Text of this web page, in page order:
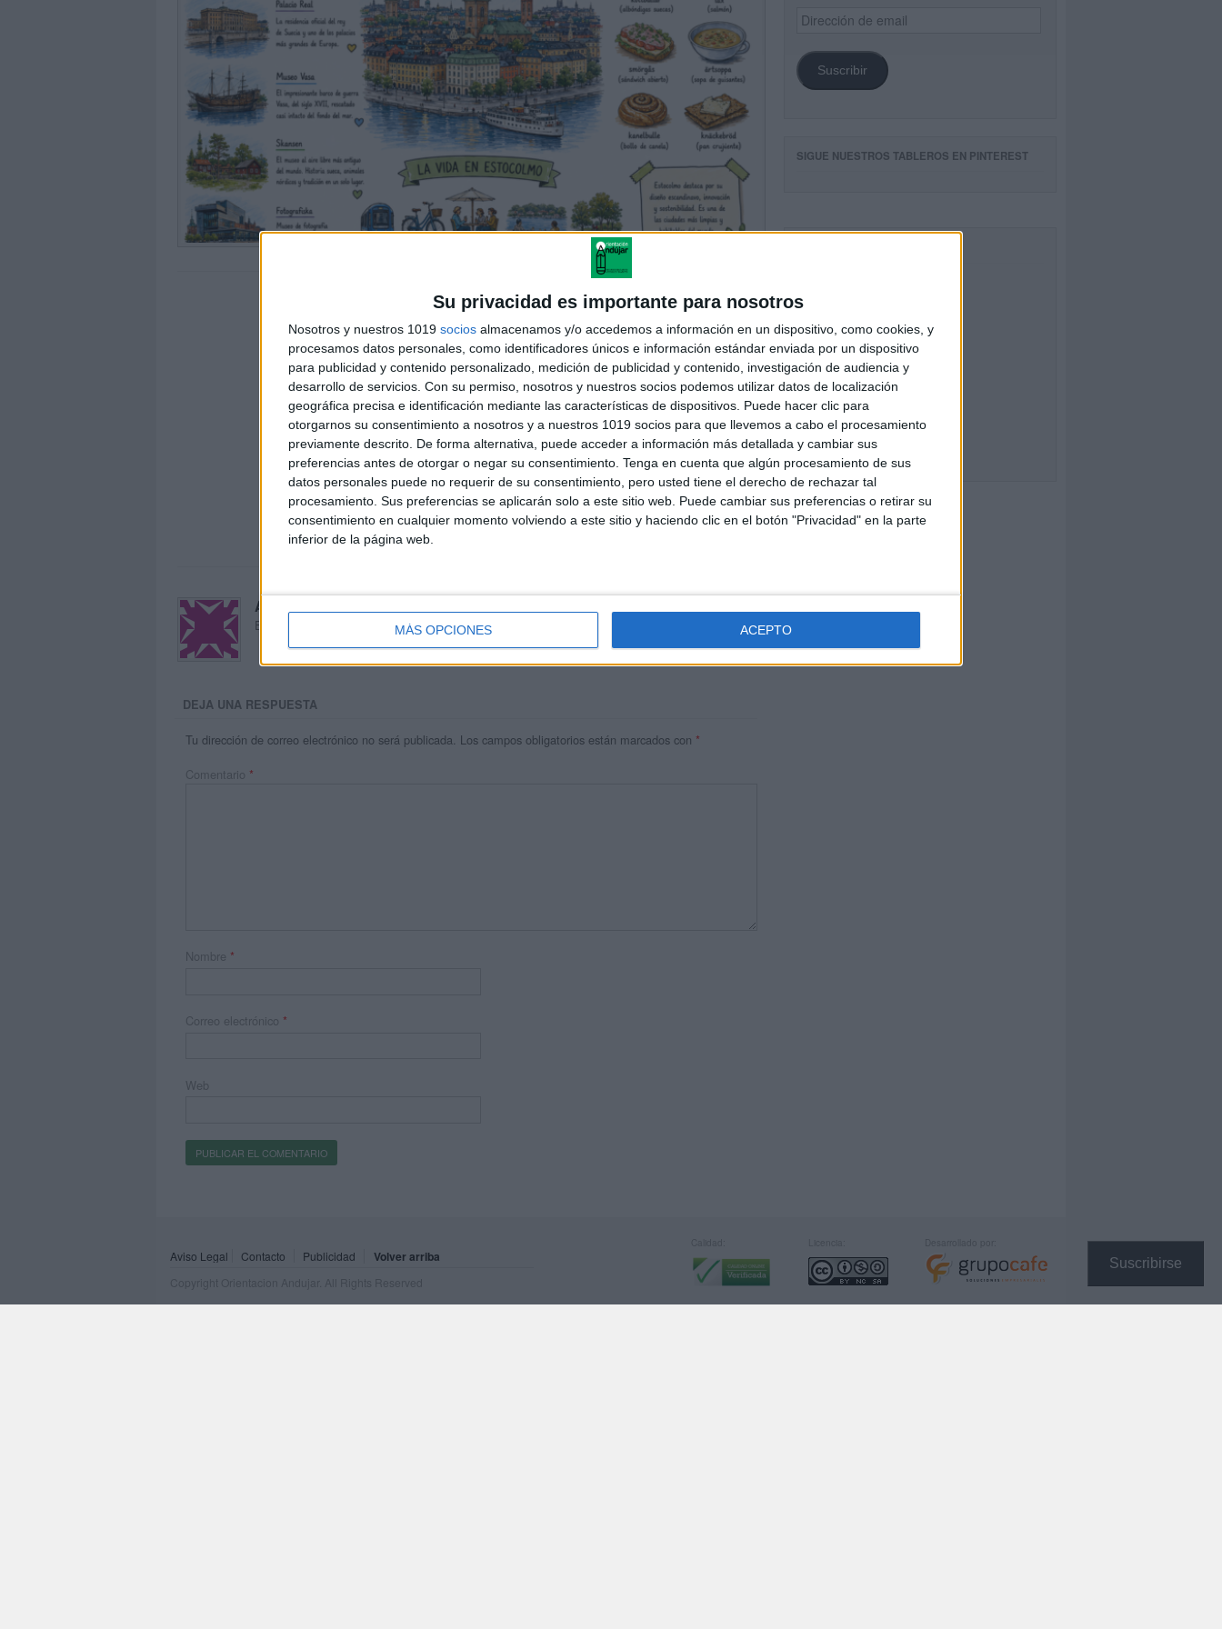
Su privacidad es importante para nosotros
Nosotros y nuestros 1019 socios almacenamos y/o accedemos a información en un dispositivo, como cookies, y
procesamos datos personales, como identificadores únicos e información estándar enviada por un dispositivo
para publicidad y contenido personalizado, medición de publicidad y contenido, investigación de audiencia y
desarrollo de servicios. Con su permiso, nosotros y nuestros socios podemos utilizar datos de localización
geográfica precisa e identificación mediante las características de dispositivos. Puede hacer clic para
otorgarnos su consentimiento a nosotros y a nuestros 1019 socios para que llevemos a cabo el procesamiento
previamente descrito. De forma alternativa, puede acceder a información más detallada y cambiar sus
preferencias antes de otorgar o negar su consentimiento. Tenga en cuenta que algún procesamiento de sus
datos personales puede no requerir de su consentimiento, pero usted tiene el derecho de rechazar tal
procesamiento. Sus preferencias se aplicarán solo a este sitio web. Puede cambiar sus preferencias o retirar su
consentimiento en cualquier momento volviendo a este sitio y haciendo clic en el botón "Privacidad" en la parte
inferior de la página web.
MÁS OPCIONES ACEPTO
Suscribirse
Acerca de María Olivares
El autor no ha proporcionado ninguna información.
DEJA UNA RESPUESTA
Tu dirección de correo electrónico no será publicada. Los campos obligatorios están marcados con *
Comentario *
Nombre *
Correo electrónico *
Web
Dirección
de
Suscribir
SIGUE NUESTROS TABLEROS EN PINTEREST
Aviso Legal Contacto Publicidad Volver arriba